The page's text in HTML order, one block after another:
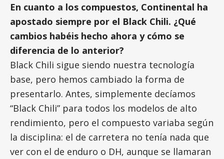
En cuanto a los compuestos, Continental ha
apostado siempre por el Black Chili. ¿Qué
cambios habéis hecho ahora y cómo se
diferencia de lo anterior?
Black Chili sigue siendo nuestra tecnología
base, pero hemos cambiado la forma de
presentarlo. Antes, simplemente decíamos
“Black Chili” para todos los modelos de alto
rendimiento, pero el compuesto variaba según
la disciplina: el de carretera no tenía nada que
ver con el de enduro o DH, aunque se llamaran